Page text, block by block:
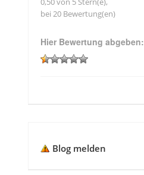
bei 20 Bewertung(en)
Hier Bewertung abgeben:
Blog melden